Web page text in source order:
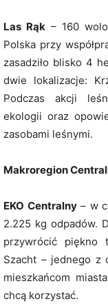
Las Rąk – 160
Polska przy
zasadziło blisko 4
dwie lokalizacje:
Podczas akcji
ekologii oraz
zasobami leśnymi.
Makroregion
EKO Centralny– w
2.225 kg odpadów.
przywrócić piękno
Szacht – jednego z
mieszkańcom
chcą korzystać.